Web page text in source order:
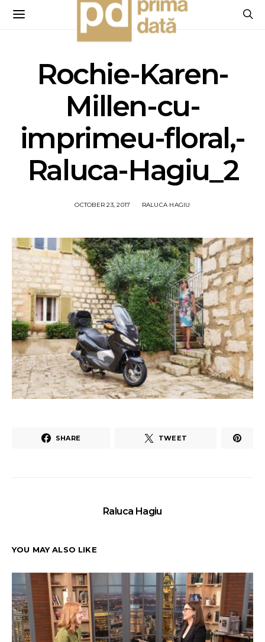
Rochie-Karen-
Millen-cu-
imprimeu-floral,-
Raluca-Hagiu_2
OCTOBER 23, 2017 RALUCA HAGIU
SHARE TWEET
Raluca Hagiu
YOU MAY ALSO LIKE